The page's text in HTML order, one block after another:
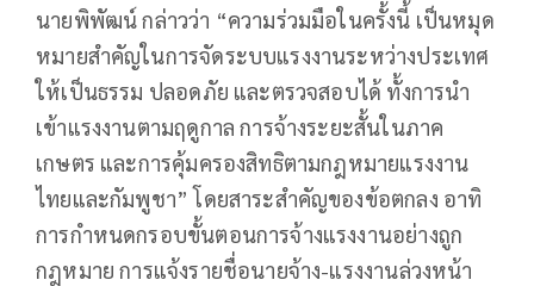
นายพิพัฒน์ กล่าวว่า “ความร่วมมือในครั้งนี้ เป็นหมุด
หมายสำคัญในการจัดระบบแรงงานระหว่างประเทศ
ให้เป็นธรรม ปลอดภัย และตรวจสอบได้ ทั้งการนำ
เข้าแรงงานตามฤดูกาล การจ้างระยะสั้นในภาค
เกษตร และการคุ้มครองสิทธิตามกฎหมายแรงงาน
ไทยและกัมพูชา” โดยสาระสำคัญของข้อตกลง อาทิ
การกำหนดกรอบขั้นตอนการจ้างแรงงานอย่างถูก
กฎหมาย การแจ้งรายชื่อนายจ้าง-แรงงานล่วงหน้า